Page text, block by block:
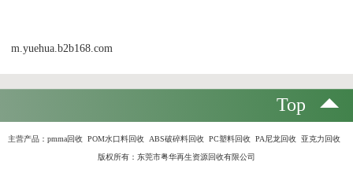
m.yuehua.b2b168.com
Top
主营产品： pmma回收 POM水口料回收 ABS破碎料回收 PC塑料回收 PA尼龙回收 亚克力回收
版权所有：东莞市粤华再生资源回收有限公司